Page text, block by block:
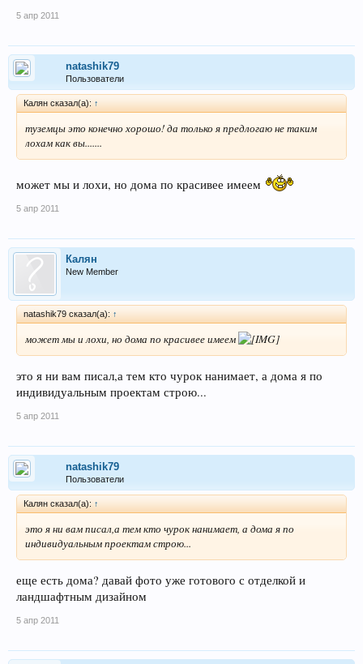
5 апр 2011
natashik79
Пользователи
Калян сказал(а): ↑
туземцы это конечно хорошо! да только я предлогаю не таким
лохам как вы.......
может мы и лохи, но дома по красивее имеем
5 апр 2011
Калян
New Member
natashik79 сказал(а): ↑
может мы и лохи, но дома по красивее имеем
это я ни вам писал,а тем кто чурок нанимает, а дома я по
индивидуальным проектам строю...
5 апр 2011
natashik79
Пользователи
Калян сказал(а): ↑
это я ни вам писал,а тем кто чурок нанимает, а дома я по
индивидуальным проектам строю...
еще есть дома? давай фото уже готового с отделкой и
ландшафтным дизайном
5 апр 2011